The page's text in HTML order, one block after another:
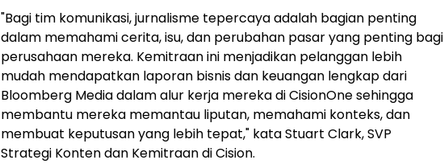
"Bagi tim komunikasi, jurnalisme tepercaya adalah bagian penting
dalam memahami cerita, isu, dan perubahan pasar yang penting bagi
perusahaan mereka. Kemitraan ini menjadikan pelanggan lebih
mudah mendapatkan laporan bisnis dan keuangan lengkap dari
Bloomberg Media dalam alur kerja mereka di CisionOne sehingga
membantu mereka memantau liputan, memahami konteks, dan
membuat keputusan yang lebih tepat," kata Stuart Clark, SVP
Strategi Konten dan Kemitraan di Cision.